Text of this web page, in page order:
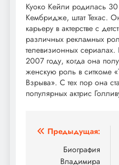
Куоко Кейли родилась
Кембридже, штат Техас.
карьеру в актерстве с
различных рекламных
телевизионных
2007 году, когда она
женскую роль в ситкоме
Взрыва». С тех пор она
популярных актрис
Навигация
Предыдущая:
Биография
Владимира